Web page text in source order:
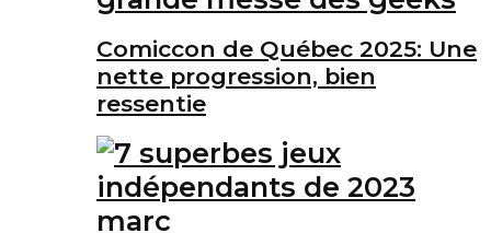
Comiccon de Québec 2025: Une
nette progression, bien
ressentie